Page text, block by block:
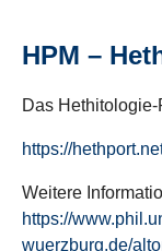
HPM –
Das
https://
Weitere
https://
wuerzburg.de/